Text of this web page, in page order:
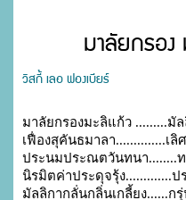
มาลัยกรอ
วิสกี้ เลอ ฟองเบียร์
มาลัยกรองมะลิแก้ว .........มั
เฟื่องสุคันธมาลา..............เลิ
ประนมประณตวันทนา........
นิรมิตค่าประดุจรุ้ง.............ป
มัลลิกากลั่นกลิ่นเกลี้ยง......ก